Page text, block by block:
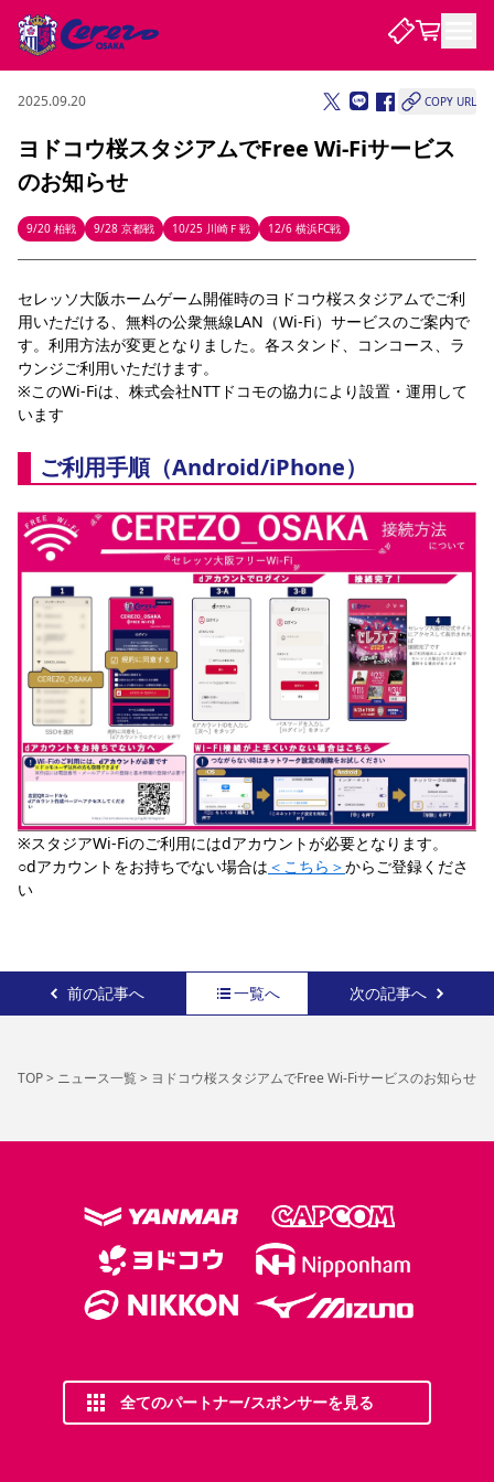
試合・チーム
試合について
試合日程 / 結果 順位表
チームについて
選手・スタッフ スケジュール メディア情報 アクセス
レディース
アカデミー
ハナサカプレーヤー 歴代所属選手
観戦する
チケット
チケット情報 販売スケジュール 価格・席種 購入方法
シーズンシート 法人シーズンシート 福祉サービス 団体チケット
特定興行入場券 譲渡サービス リセールサービス
観戦ガイド
初めて観戦ガイド
スタジアム
YANMAR HANASAKA STADIUM
DAZNで観戦
DAZNで観戦
アウェイツアー
アウェイツアー
よくある質問
よくある質問
クラブを知る
セレッソ大阪について
クラブ紹介 沿革 シーズン記録
サポートする
パートナー企業募集中
セレッソアイデアちょうだいな 応援商店街
Lise（ライセンスビジネス）
サステナビリティ
サステナビリティポリシー SDGsのゴール インパクトレポート
活動レポート
SPORT POSITIVE LEAGUES 取り組み実績
スポーツクラブ
スポーツクラブ
関連団体/施設
長居公園 セレッソフットサルパーク セレッソフットサルパーク長居
セレッソスポーツパーク舞洲 YANMAR HANASAKA STADIUM
セレッソ大阪アカデミー
子供のサッカースクール
大人のサッカースクール
その他スポーツクラブ
ファンクラブ
ファンクラブ
まいセレチケット
会員規定 婚姻届・出生届・命名書
ニュース
ニュース
すべて チーム グッズ チケット イベント
ファンクラブ
ホームタウン パートナー スポーツクラブ メディア 30周年
レディース
アカデミー
2025.09.20 COPY URL
ヨドコウ桜スタジアムでFree Wi-Fiサービス
のお知らせ
9/20 柏戦 9/28 京都戦 10/25 川崎Ｆ戦 12/6 横浜FC戦
セレッソ大阪ホームゲーム開催時のヨドコウ桜スタジアムでご利
用いただける、無料の公衆無線LAN（Wi-Fi）サービスのご案内で
す。利用方法が変更となりました。各スタンド、コンコース、ラ
ウンジご利用いただけます。
※このWi-Fiは、株式会社NTTドコモの協力により設置・運用して
います
ご利用手順（Android/iPhone）
※スタジアWi-Fiのご利用にはdアカウントが必要となります。
○dアカウントをお持ちでない場合は ＜こちら＞からご登録くださ
い
前の記事へ 一覧へ 次の記事へ
TOP> ニュース一覧> ヨドコウ桜スタジアムでFree Wi-Fiサービスのお知らせ
全てのパートナー/スポンサーを見る